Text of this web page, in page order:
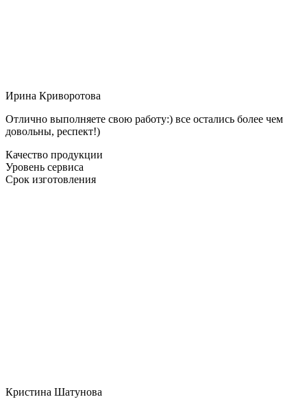
Ирина Криворотова
Отлично выполняете свою работу:) все остались более чем
довольны, респект!)
Качество продукции
Уровень сервиса
Срок изготовления
Кристина Шатунова